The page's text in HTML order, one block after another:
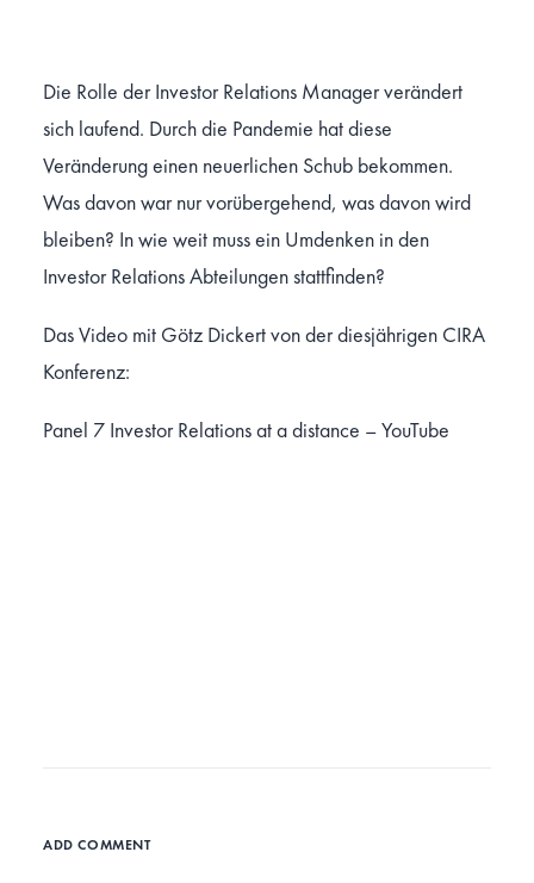
Die Rolle der Investor Relations Manager verändert
sich laufend. Durch die Pandemie hat diese
Veränderung einen neuerlichen Schub bekommen.
Was davon war nur vorübergehend, was davon wird
bleiben? In wie weit muss ein Umdenken in den
Investor Relations Abteilungen stattfinden?
Das Video mit Götz Dickert von der diesjährigen CIRA
Konferenz:
Panel 7 Investor Relations at a distance – YouTube
ADD COMMENT